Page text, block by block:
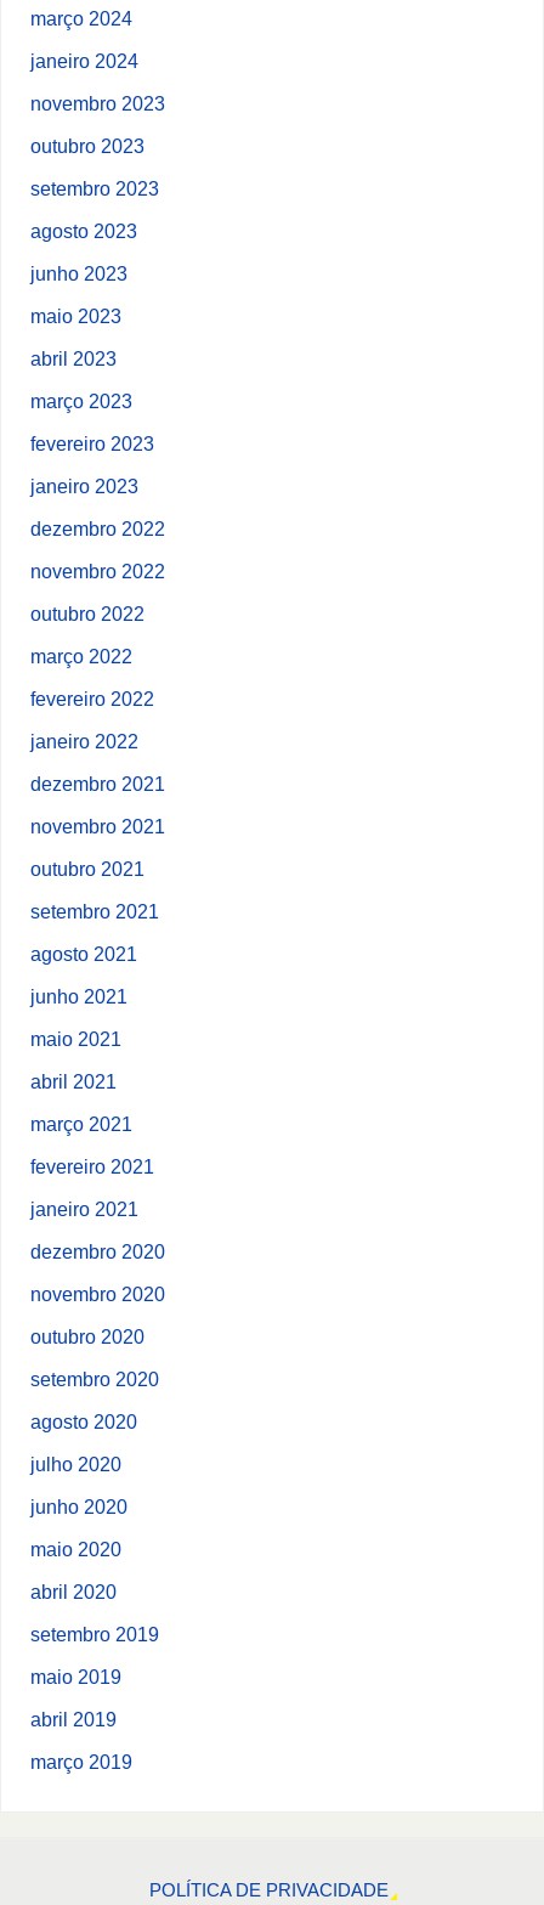
março 2024
janeiro 2024
novembro 2023
outubro 2023
setembro 2023
agosto 2023
junho 2023
maio 2023
abril 2023
março 2023
fevereiro 2023
janeiro 2023
dezembro 2022
novembro 2022
outubro 2022
março 2022
fevereiro 2022
janeiro 2022
dezembro 2021
novembro 2021
outubro 2021
setembro 2021
agosto 2021
junho 2021
maio 2021
abril 2021
março 2021
fevereiro 2021
janeiro 2021
dezembro 2020
novembro 2020
outubro 2020
setembro 2020
agosto 2020
julho 2020
junho 2020
maio 2020
abril 2020
setembro 2019
maio 2019
abril 2019
março 2019
POLÍTICA DE PRIVACIDADE